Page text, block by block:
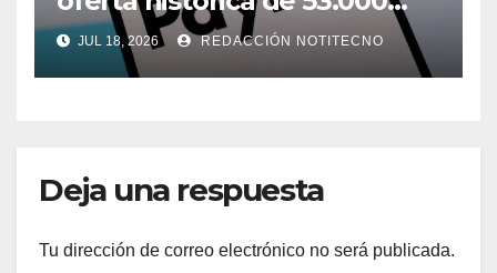
millones de dólares para
comprar PayPal
JUL 18, 2026 REDACCIÓN NOTITECNO
Deja una respuesta
Tu dirección de correo electrónico no será publicada.